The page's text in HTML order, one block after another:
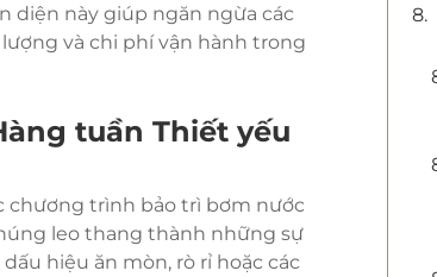
diện này giúp ngăn ngừa các
và chi phí vận hành trong
tuần Thiết yếu
chương trình bảo trì bơm nước
leo thang thành những sự
hiệu ăn mòn, rò rỉ hoặc các